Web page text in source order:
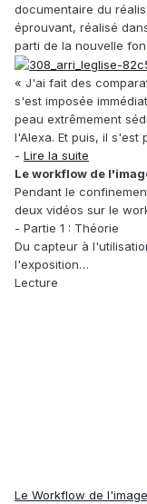
documentaire du
éprouvant, réalisé
parti de la nouvelle
« J'ai fait des
s'est imposée
peau extrêmement
l'Alexa. Et puis, il s'est
- Lire la suite
Le workflow de
Pendant le
deux vidéos sur le
- Partie 1 : Théorie
Du capteur à
l'exposition…
Lecture
Le Workflow de